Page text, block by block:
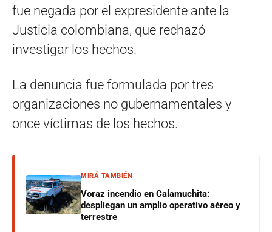
fue negada por el expresidente ante la
Justicia colombiana, que rechazó
investigar los hechos.
La denuncia fue formulada por tres
organizaciones no gubernamentales y
once víctimas de los hechos.
MIRÁ TAMBIÉN
Voraz incendio en Calamuchita:
despliegan un amplio operativo aéreo y
terrestre